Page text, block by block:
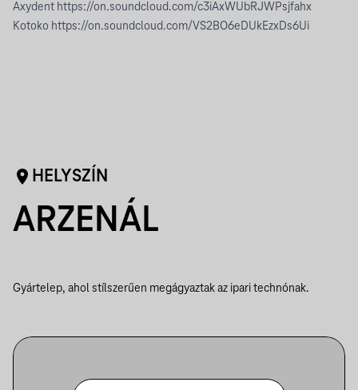
Axydent https://on.soundcloud.com/c3iAxWUbRJWPsjfahx
Kotoko https://on.soundcloud.com/VS2BO6eDUkEzxDs6Ui
HELYSZÍN
ARZENÁL
Gyártelep, ahol stílszerűen megágyaztak az ipari technónak.